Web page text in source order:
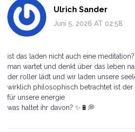
Ulrich Sander
Juni 5, 2026 AT 02:58
ist das laden nicht auch eine meditation?
man wartet und denkt über das leben
der roller lädt und wir laden unsere
wirklich philosophisch betrachtet ist
für unsere energie
was haltet ihr davon? ✨🔋💭